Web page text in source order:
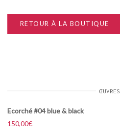
RETOUR À LA BOUTIQUE
ŒUVRES
Ecorché #04 blue & black
150,00€